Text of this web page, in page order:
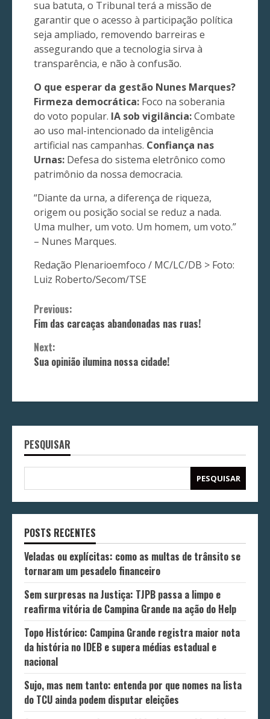
sua batuta, o Tribunal terá a missão de
garantir que o acesso à participação política
seja ampliado, removendo barreiras e
assegurando que a tecnologia sirva à
transparência, e não à confusão.
O que esperar da gestão Nunes Marques?
Firmeza democrática: Foco na soberania
do voto popular. IA sob vigilância:Combate
ao uso mal-intencionado da inteligência
artificial nas campanhas. Confiança nas
Urnas: Defesa do sistema eletrônico como
patrimônio da nossa democracia.
“Diante da urna, a diferença de riqueza,
origem ou posição social se reduz a nada.
Uma mulher, um voto. Um homem, um voto.”
– Nunes Marques.
Redação Plenarioemfoco / MC/LC/DB > Foto:
Luiz Roberto/Secom/TSE
Continue
Reading
Previous:
Fim das carcaças abandonadas nas ruas!
Next:
Sua opinião ilumina nossa cidade!
PESQUISAR
PESQUISAR
POSTS RECENTES
Veladas ou explícitas: como as multas de trânsito se
tornaram um pesadelo financeiro
Sem surpresas na Justiça: TJPB passa a limpo e
reafirma vitória de Campina Grande na ação do Help
Topo Histórico: Campina Grande registra maior nota
da história no IDEB e supera médias estadual e
nacional
Sujo, mas nem tanto: entenda por que nomes na lista
do TCU ainda podem disputar eleições